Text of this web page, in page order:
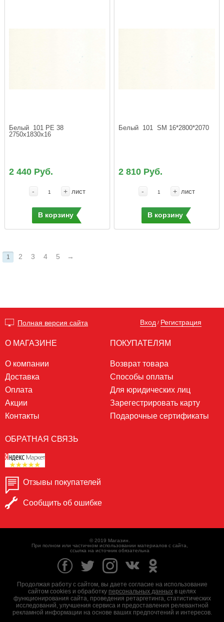
Белый  101 РЕ 38
2750х1830х16
2 440 Руб.
- + лист
В корзину
Белый  101  SM 16*2800*2070
2 810 Руб.
- + лист
В корзину
1 2 3 4 5 →
Полная версия сайта Вход / Регистрация
О МАГАЗИНЕ
О компании
Доставка
Оплата
Акции
Контакты
ПОКУПАТЕЛЯМ
Возврат товара
Способы оплаты
Для юридических лиц
Зарегестрировать карту
Подарочные сертификаты
ОБРАТНАЯ СВЯЗЬ
Отзывы покупателей
Сообщить об ошибке
© 2019 Магазин.
При полном или частичном использовании материалов с сайта,
ссылка на источник обязательна
Продолжая работу с сайтом, вы даете согласие на использование
сайтом cookies и обработку персональных данных в целях
функционирования сайта, проведения ретаргетинга, статистических
исследований, улучшения сервиса и предоставления релевантной
рекламной информации на основе ваших предпочтений и интересов.